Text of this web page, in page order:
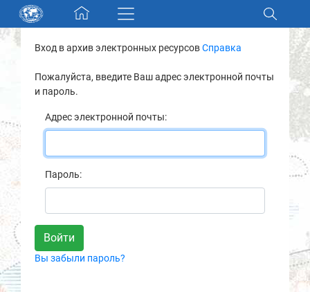
Skip navigation
Разделы и коллекции
Электронный каталог
Новости
О нас
Контакты
Партнеры
Вход в архив электронных ресурсовСправка
Пожалуйста, введите Ваш адрес электронной почты
и пароль.
Адрес электронной почты:
Пароль:
Вы забыли пароль?